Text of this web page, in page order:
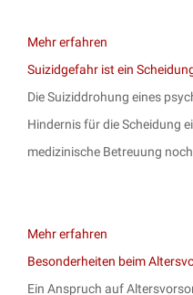
Mehr erfahren
Suizidgefahr ist ein
Die Suiziddrohung eines
Hindernis für die Scheidung
medizinische Betreuung
Mehr erfahren
Besonderheiten beim
Ein Anspruch auf